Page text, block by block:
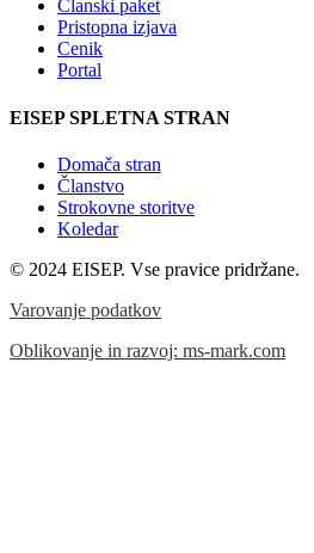
Članski paket
Pristopna izjava
Cenik
Portal
EISEP SPLETNA STRAN
Domača stran
Članstvo
Strokovne storitve
Koledar
© 2024 EISEP. Vse pravice pridržane.
Varovanje podatkov
Oblikovanje in razvoj: ms-mark.com